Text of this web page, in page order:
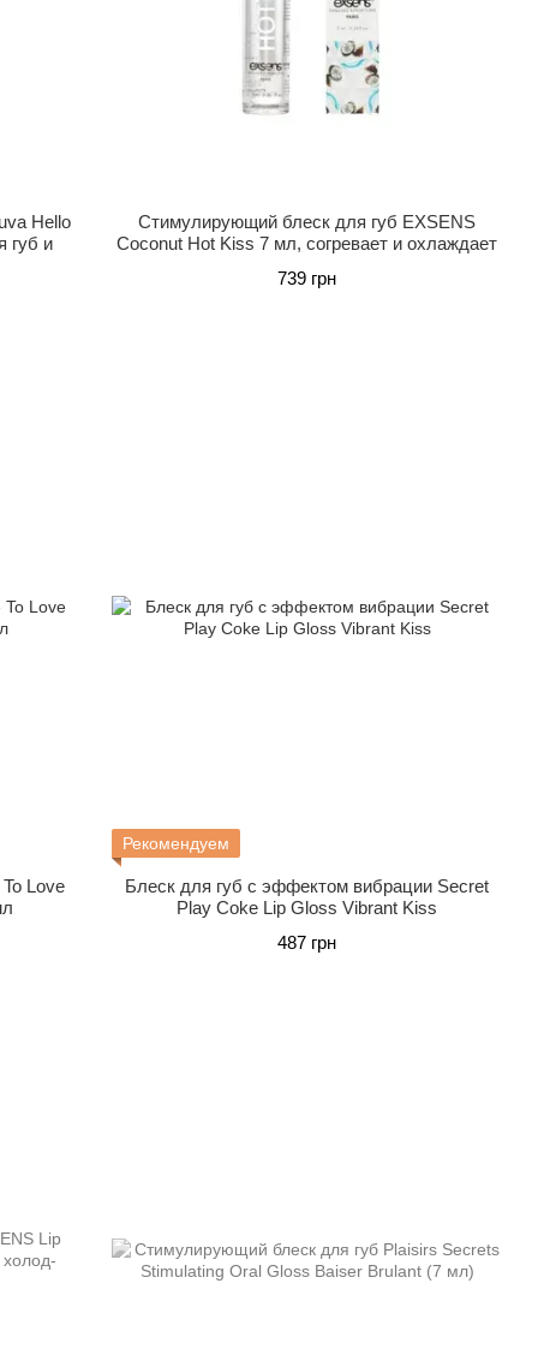
Hello
губ и
Стимулирующий блеск для губ EXSENS
Coconut Hot Kiss 7 мл, согревает и охлаждает
739 грн
Love
Рекомендуем
Блеск для губ с эффектом вибрации Secret
Play Coke Lip Gloss Vibrant Kiss
487 грн